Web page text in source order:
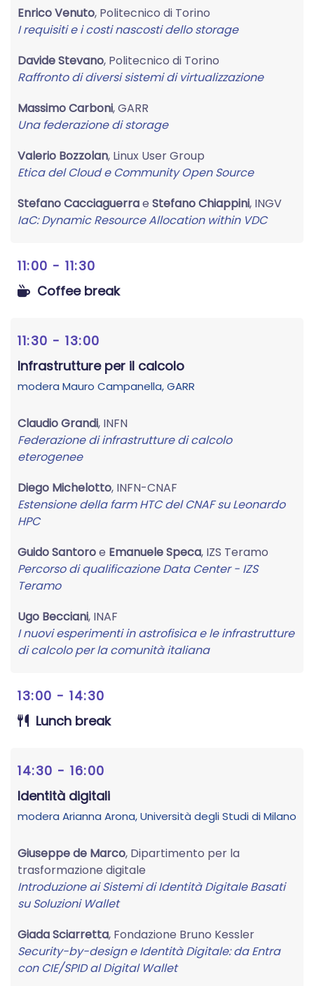
Enrico Venuto, Politecnico di Torino
I requisiti e i costi nascosti dello storage
Davide Stevano, Politecnico di Torino
Raffronto di diversi sistemi di virtualizzazione
Massimo Carboni, GARR
Una federazione di storage
Valerio Bozzolan, Linux User Group
Etica del Cloud e Community Open Source
Stefano Cacciaguerrae Stefano Chiappini, INGV
IaC: Dynamic Resource Allocation within VDC
11:00 - 11:30
Coffee break
11:30 - 13:00
Infrastrutture per il calcolo
modera Mauro Campanella, GARR
Claudio Grandi, INFN
Federazione di infrastrutture di calcolo
eterogenee
Diego Michelotto, INFN-CNAF
Estensione della farm HTC del CNAF su Leonardo
HPC
Guido Santoroe Emanuele Speca, IZS Teramo
Percorso di qualificazione Data Center - IZS
Teramo
Ugo Becciani, INAF
I nuovi esperimenti in astrofisica e le infrastrutture
di calcolo per la comunità italiana
13:00 - 14:30
Lunch break
14:30 - 16:00
Identità digitali
modera Arianna Arona, Università degli Studi di Milano
Giuseppe de Marco, Dipartimento per la
trasformazione digitale
Introduzione ai Sistemi di Identità Digitale Basati
su Soluzioni Wallet
Giada Sciarretta, Fondazione Bruno Kessler
Security-by-design e Identità Digitale: da Entra
con CIE/SPID al Digital Wallet